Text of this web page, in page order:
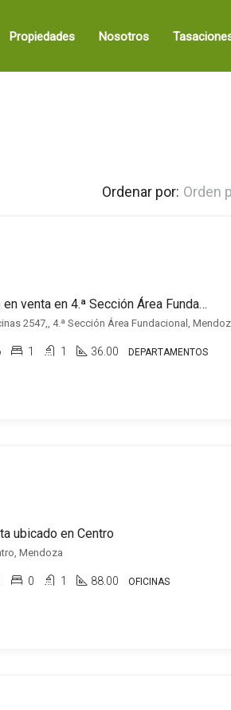
Propiedades Nosotros
Ordenar por: Orden
Departamento en venta en 4.ª Sección Área Fundacional
2547,, 4.ª Sección Área Fundacional,
1 1 36.00 DEPARTAMENTOS
ubicado en Centro
Mendoza
0 1 88.00 OFICINAS